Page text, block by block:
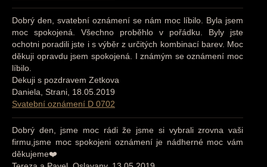
Dobrý den, svatební oznámení se nám moc líbilo. Byla jsem
moc spokojená. Všechno proběhlo v pořádku. Byly jste
ochotni poradili jste i s výběr z určitých kombinací barev. Moc
děkuji opravdu jsem spokojená. I známým se oznámení moc
líbilo.
Dekuji s pozdravem Zetkova
Daniela, Strani, 18.05.2019
Svatební oznámení D 0702
Dobrý den, jsme moc rádi že jsme si vybrali zrovna vaši
firmu,jsme moc spokojeni oznámení je nádherné moc vám
děkujeme❤️